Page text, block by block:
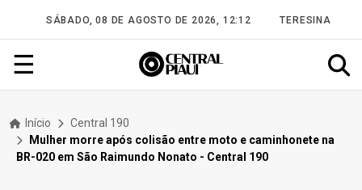
SÁBADO, 08 DE AGOSTO DE 2026, 12:12 TERESINA
☰
Início
Central 190
Mulher morre após colisão entre moto e caminhonete na
BR-020 em São Raimundo Nonato - Central 190